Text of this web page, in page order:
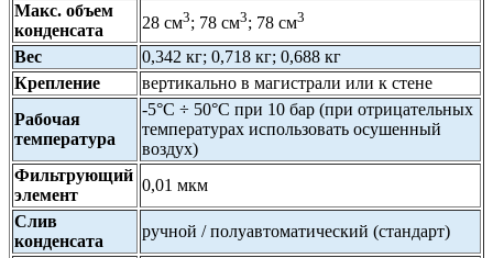
Макс. объем
конденсата
28 см3; 78 см3; 78 см3
Вес
0,342 кг; 0,718 кг; 0,688 кг
Крепление
вертикально в магистрали или к стене
Рабочая
температура
-5°C ÷ 50°C при 10 бар (при отрицательных
температурах использовать осушенный
воздух)
Фильтрующий
элемент
0,01 мкм
Слив
конденсата
ручной / полуавтоматический (стандарт)